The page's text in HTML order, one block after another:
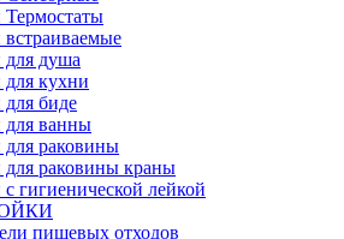
для душа
кухни
биде
для ванны
раковины
для раковины краны
гигиенической лейкой
пищевых отходов